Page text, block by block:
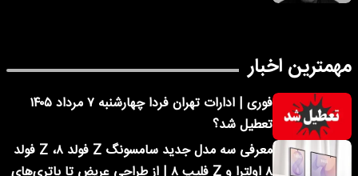
مهمترین اخبار
فوری | ادارات تهران فردا چهارشنبه ۷ مرداد ۱۴۰۵
تعطیل شد؟
معرفی سه مدل جدید سامسونگ Z فولد ۸، Z فولد